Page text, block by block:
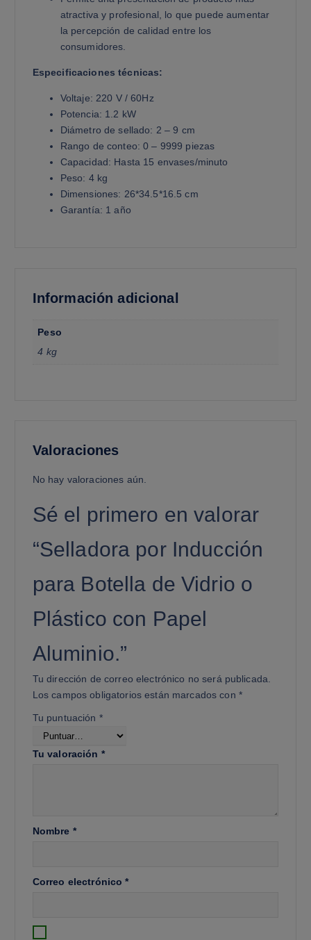
atractiva y profesional, lo que puede aumentar
la percepción de calidad entre los
consumidores.
Especificaciones técnicas:
Voltaje: 220 V / 60Hz
Potencia: 1.2 kW
Diámetro de sellado: 2 – 9 cm
Rango de conteo: 0 – 9999 piezas
Capacidad: Hasta 15 envases/minuto
Peso: 4 kg
Dimensiones: 26*34.5*16.5 cm
Garantía: 1 año
Información adicional
Peso
4 kg
Valoraciones
No hay valoraciones aún.
Sé el primero en valorar
“Selladora por Inducción
para Botella de Vidrio o
Plástico con Papel
Aluminio.”
Tu dirección de correo electrónico no será publicada.
Los campos obligatorios están marcados con *
Tu puntuación *
Tu valoración *
Nombre *
Correo electrónico*